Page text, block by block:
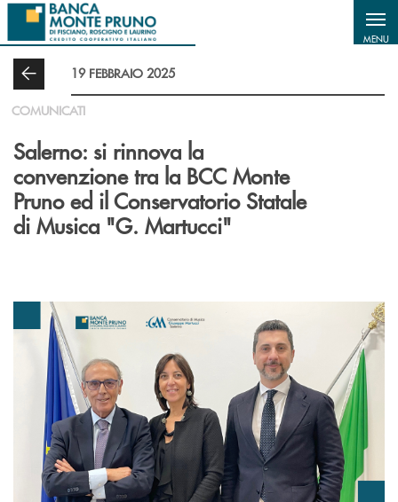
Salta al contenuto principale
MENU
19 FEBBRAIO 2025
COMUNICATI
Salerno: si rinnova la
convenzione tra la BCC Monte
Pruno ed il Conservatorio Statale
di Musica "G. Martucci"